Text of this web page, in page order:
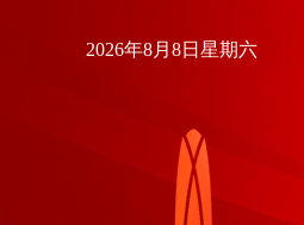
2026年8月8日星期六